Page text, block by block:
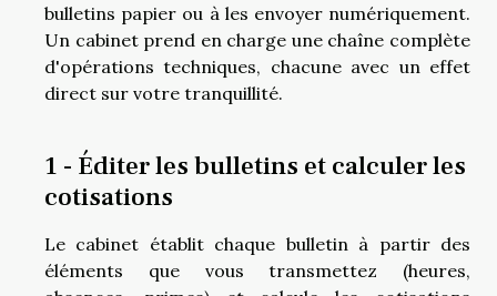
bulletins papier ou à les envoyer numériquement.
Un cabinet prend en charge une chaîne complète
d'opérations techniques, chacune avec un effet
direct sur votre tranquillité.
1 - Éditer les bulletins et calculer les
cotisations
Le cabinet établit chaque bulletin à partir des
éléments que vous transmettez (heures,